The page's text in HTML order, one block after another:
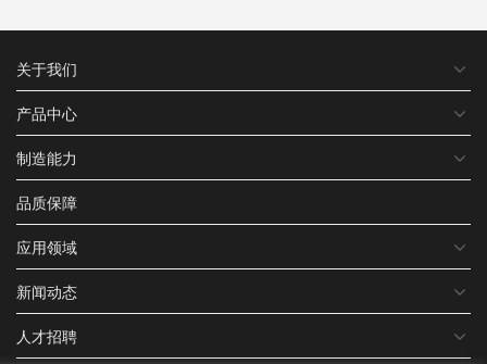
关于我们
产品中心
制造能力
品质保障
应用领域
新闻动态
人才招聘